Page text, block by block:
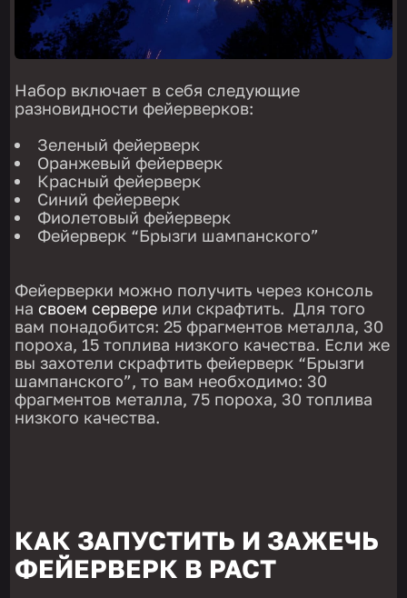
Набор включает в себя следующие
разновидности фейерверков:
Зеленый фейерверк
Оранжевый фейерверк
Красный фейерверк
Синий фейерверк
Фиолетовый фейерверк
Фейерверк “Брызги шампанского”
Фейерверки можно получить через консоль
насвоем сервере или скрафтить. Для того
вам понадобится: 25 фрагментов металла, 30
пороха, 15 топлива низкого качества. Если же
вы захотели скрафтить фейерверк “Брызги
шампанского”, то вам необходимо: 30
фрагментов металла, 75 пороха, 30 топлива
низкого качества.
КАК ЗАПУСТИТЬ И ЗАЖЕЧЬ
ФЕЙЕРВЕРК В РАСТ